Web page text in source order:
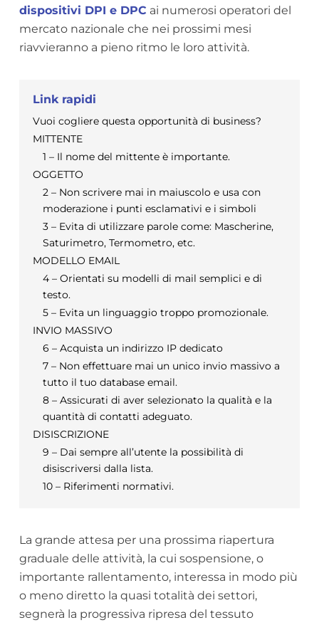
dispositivi DPI e DPC ai numerosi operatori del
mercato nazionale che nei prossimi mesi
riavvieranno a pieno ritmo le loro attività.
Link rapidi
Vuoi cogliere questa opportunità di business?
MITTENTE
1 – Il nome del mittente è importante.
OGGETTO
2 – Non scrivere mai in maiuscolo e usa con
moderazione i punti esclamativi e i simboli
3 – Evita di utilizzare parole come: Mascherine,
Saturimetro, Termometro, etc.
MODELLO EMAIL
4 – Orientati su modelli di mail semplici e di
testo.
5 – Evita un linguaggio troppo promozionale.
INVIO MASSIVO
6 – Acquista un indirizzo IP dedicato
7 – Non effettuare mai un unico invio massivo a
tutto il tuo database email.
8 – Assicurati di aver selezionato la qualità e la
quantità di contatti adeguato.
DISISCRIZIONE
9 – Dai sempre all’utente la possibilità di
disiscriversi dalla lista.
10 – Riferimenti normativi.
La grande attesa per una prossima riapertura
graduale delle attività, la cui sospensione, o
importante rallentamento, interessa in modo più
o meno diretto la quasi totalità dei settori,
segnerà la progressiva ripresa del tessuto